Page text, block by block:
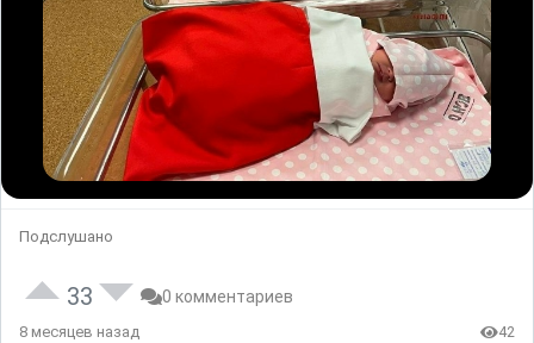
Подслушано
33 0 комментариев
8 месяцев назад 42